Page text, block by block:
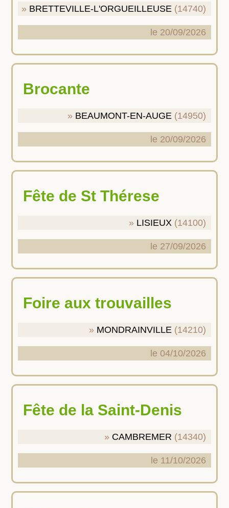
BRETTEVILLE-L'ORGUEILLEUSE (14740)
le 20/09/2026
Brocante
BEAUMONT-EN-AUGE (14950)
le 20/09/2026
Fête de St Thérese
LISIEUX (14100)
le 27/09/2026
Foire aux trouvailles
MONDRAINVILLE (14210)
le 04/10/2026
Fête de la Saint-Denis
CAMBREMER (14340)
le 11/10/2026